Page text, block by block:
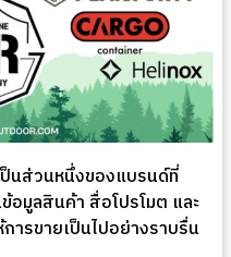
นส่วนหนึ่งของแบรนด์ที่
มูลสินค้า สื่อโปรโมต และ
ารขายเป็นไปอย่างราบรื่น